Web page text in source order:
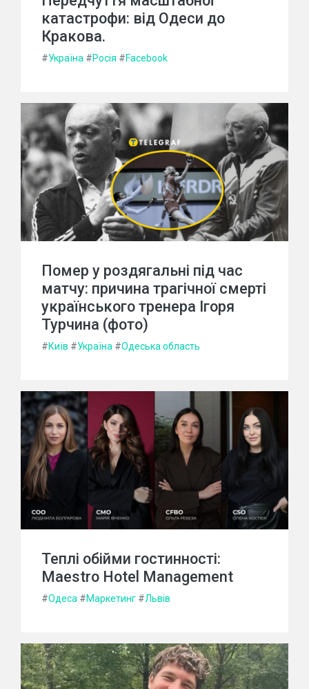
катастрофи: від Одеси до
Кракова.
#Україна #Росія #Facebook
Помер у роздягальні під час
матчу: причина трагічної смерті
українського тренера Ігоря
Турчина (фото)
#Київ #Україна #Одеська область
Теплі обійми гостинності:
Maestro Hotel Management
#Одеса #Маркетинг #Львів